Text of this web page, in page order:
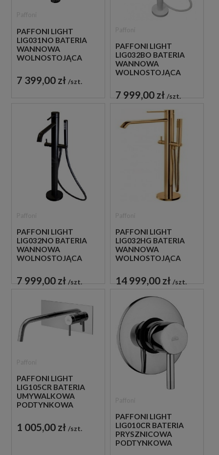
PAFFONI LIGHT
LIG031NO BATERIA
WANNOWA
WOLNOSTOJĄCA
7 399,00 zł szt.
PAFFONI LIGHT
LIG032BO BATERIA
WANNOWA
WOLNOSTOJĄCA
7 999,00 zł szt.
PAFFONI LIGHT
LIG032NO BATERIA
WANNOWA
WOLNOSTOJĄCA
7 999,00 zł szt.
PAFFONI LIGHT
LIG032HG BATERIA
WANNOWA
WOLNOSTOJĄCA
14 999,00 zł szt.
PAFFONI LIGHT
LIG105CR BATERIA
UMYWALKOWA
PODTYNKOWA
CHROM
1 005,00 zł szt.
PAFFONI LIGHT
LIG010CR BATERIA
PRYSZNICOWA
PODTYNKOWA